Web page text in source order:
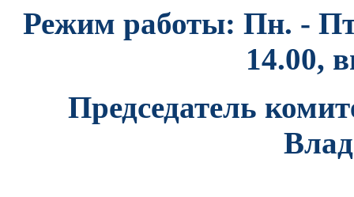
Режим работы: Пн. -
14.00,
Председатель